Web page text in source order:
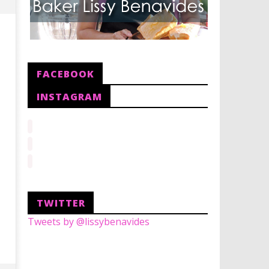
2023 un año para
noviembre,FACEBOOK
INSTAGRAM
TWITTER
Tweets by @lissybenavides